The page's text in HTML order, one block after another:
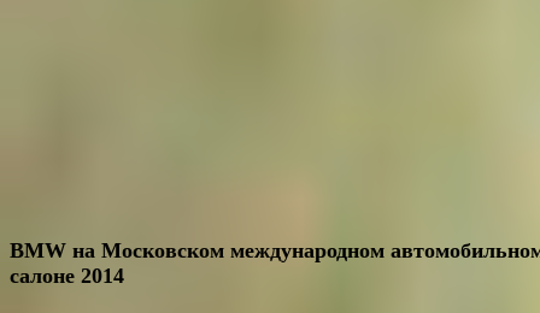
BMW на Московском международном
салоне 2014